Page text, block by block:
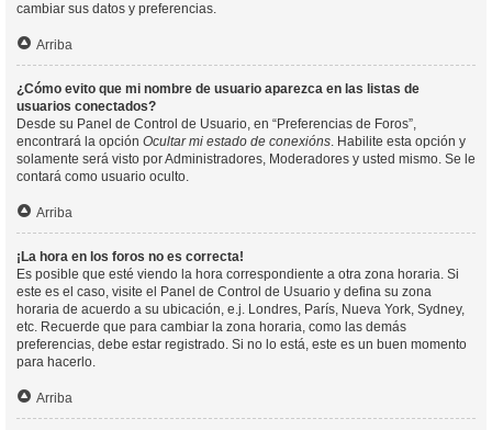
cambiar sus datos y preferencias.
Arriba
¿Cómo evito que mi nombre de usuario aparezca en las listas de
usuarios conectados?
Desde su Panel de Control de Usuario, en “Preferencias de Foros”,
encontrará la opción Ocultar mi estado de conexións. Habilite esta opción y
solamente será visto por Administradores, Moderadores y usted mismo. Se le
contará como usuario oculto.
Arriba
¡La hora en los foros no es correcta!
Es posible que esté viendo la hora correspondiente a otra zona horaria. Si
este es el caso, visite el Panel de Control de Usuario y defina su zona
horaria de acuerdo a su ubicación, e.j. Londres, París, Nueva York, Sydney,
etc. Recuerde que para cambiar la zona horaria, como las demás
preferencias, debe estar registrado. Si no lo está, este es un buen momento
para hacerlo.
Arriba